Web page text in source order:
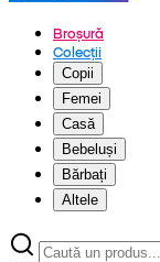
Broșură
Colecții
Copii
Femei
Casă
Bebeluși
Bărbați
Altele